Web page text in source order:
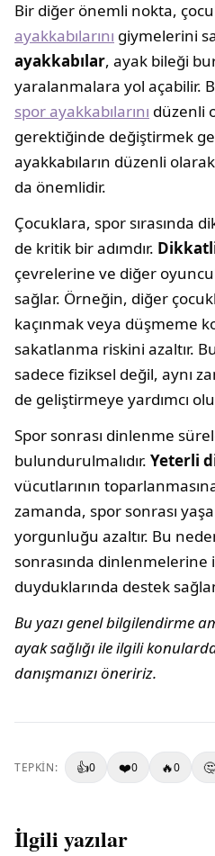
Bir diğer önemli nokta,
ayakkabılarını giymelerini
ayakkabılar, ayak bileği
yaralanmalara yol açabilir.
spor ayakkabılarını düzenli
gerektiğinde değiştirmek
ayakkabıların düzenli
da önemlidir.
Çocuklara, spor sırasında
de kritik bir adımdır.
çevrelerine ve diğer
sağlar. Örneğin, diğer
kaçınmak veya düşmeme
sakatlanma riskini azaltır.
sadece fiziksel değil, aynı
de geliştirmeye yardımcı
Spor sonrası dinlenme
bulundurulmalıdır. Yeterli
vücutlarının
zamanda, spor sonrası
yorgunluğu azaltır. Bu
sonrasında dinlenmelerine
duyduklarında destek
Bu yazı genel bilgilendirme
ayak sağlığı ile ilgili
danışmanızı öneririz.
TEPKIN: 👍0 ❤️0 🔥0
İlgili yazılar